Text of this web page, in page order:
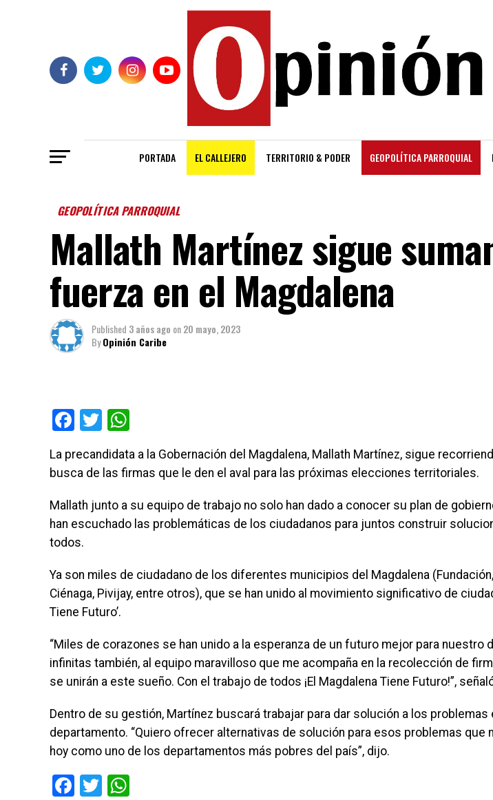
PORTADA EL CALLEJERO TERRITORIO & PODER GEOPOLÍTICA PARROQUIAL
GEOPOLÍTICA PARROQUIAL
Mallath Martínez sigue
fuerza en el Magdalena
Published 3 años ago on20 mayo, 2023
ByOpinión Caribe
Facebook
Twitter
La precandidata a la Gobernación del Magdalena, Mallath Martínez, sigue
busca de las firmas que le den el aval para las próximas elecciones territoriales.
Mallath junto a su equipo de trabajo no solo han dado a conocer su plan de
han escuchado las problemáticas de los ciudadanos para juntos construir
todos.
Ya son miles de ciudadano de los diferentes municipios del Magdalena
Ciénaga, Pivijay, entre otros), que se han unido al movimiento significativo de
Tiene Futuro’.
“Miles de corazones se han unido a la esperanza de un futuro mejor para nuestro
infinitas también, al equipo maravilloso que me acompaña en la recolección de
se unirán a este sueño. Con el trabajo de todos ¡El Magdalena Tiene Futuro!”,
Dentro de su gestión, Martínez buscará trabajar para dar solución a los
departamento. “Quiero ofrecer alternativas de solución para esos problemas que
hoy como uno de los departamentos más pobres del país”, dijo.
Facebook
Twitter